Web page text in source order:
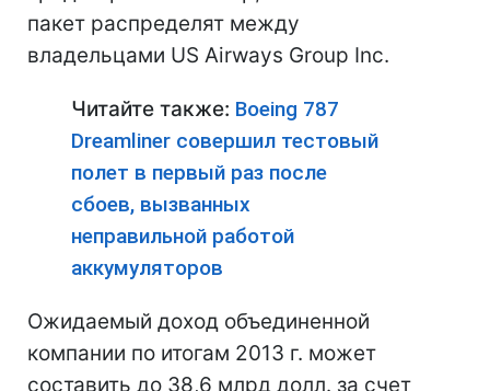
пакет распределят между
владельцами US Airways Group Inc.
Читайте также: Boeing 787
Dreamliner совершил тестовый
полет в первый раз после
сбоев, вызванных
неправильной работой
аккумуляторов
Ожидаемый доход объединенной
компании по итогам 2013 г. может
составить до 38,6 млрд долл. за счет